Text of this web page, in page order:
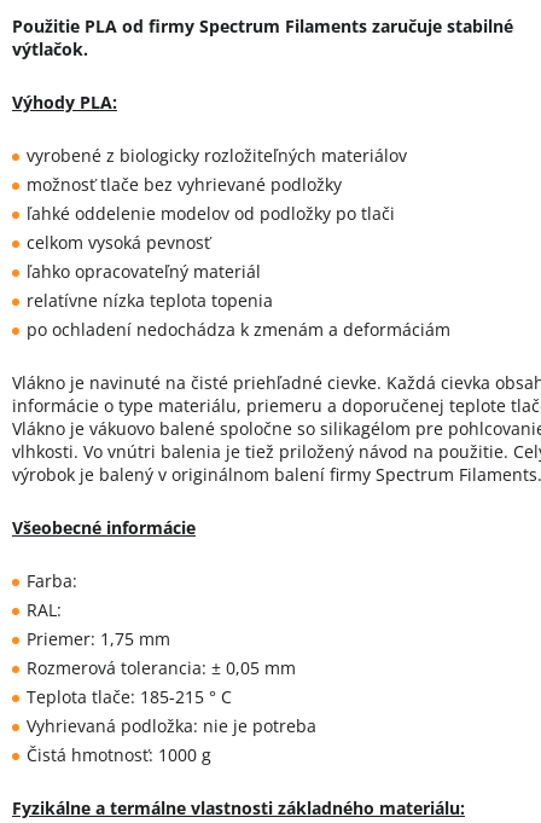
Použitie PLA od firmy Spectrum Filaments zaručuje stabilné
výtlačok.
Výhody PLA:
vyrobené z biologicky rozložiteľných materiálov
možnosť tlače bez vyhrievané podložky
ľahké oddelenie modelov od podložky po tlači
celkom vysoká pevnosť
ľahko opracovateľný materiál
relatívne nízka teplota topenia
po ochladení nedochádza k zmenám a deformáciám
Vlákno je navinuté na čisté priehľadné cievke. Každá cievka
informácie o type materiálu, priemeru a doporučenej teplote
Vlákno je vákuovo balené spoločne so silikagélom pre
vlhkosti. Vo vnútri balenia je tiež priložený návod na použitie.
výrobok je balený v originálnom balení firmy Spectrum Filaments.
Všeobecné informácie
Farba:
RAL:
Priemer: 1,75 mm
Rozmerová tolerancia: ± 0,05 mm
Teplota tlače: 185-215 ° C
Vyhrievaná podložka: nie je potreba
Čistá hmotnosť: 1000 g
Fyzikálne a termálne vlastnosti základného materiálu: